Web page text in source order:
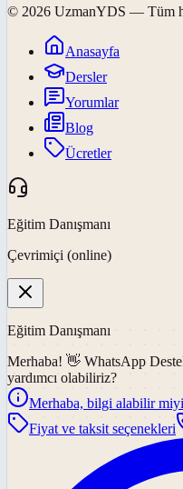
© 2026 UzmanYDS — Tüm
Anasayfa
Dersler
Yorumlar
Blog
Ücretler
Eğitim Danışmanı
Çevrimiçi (online)
Eğitim Danışmanı
Merhaba! 👋 WhatsApp
yardımcı olabiliriz?
Merhaba, bilgi alabilir
Fiyat ve taksit seçenekleri